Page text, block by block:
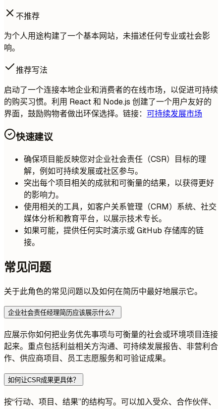
不推荐
为个人用途构建了一个基本网站，未描述任何专业或社会影
响。
推荐写法
启动了一个连接本地企业和消费者的在线市场，以促进可持续
的购买习惯。利用 React 和 Node.js 创建了一个用户友好的
界面，鼓励购物者做出环保选择。链接： 可持续发展市场
快速建议
确保项目能反映您对企业社会责任（CSR）目标的理
解，例如可持续发展或社区参与。
突出每个项目相关的成就和可衡量的结果，以获得更好
的影响力。
使用相关的工具，如客户关系管理（CRM）系统、社交
媒体分析和教育平台，以展示技术专长。
如果可能，提供任何实时演示或 GitHub 存储库的链
接。
常见问题
关于此角色的常见问题以及如何在简历中最好地展示它。
企业社会责任经理简历应该展示什么？
应展示你如何把业务优先事项与可衡量的社会或环境项目连接
起来。重点包括利益相关方沟通、可持续发展报告、非营利合
作、供应商项目、员工志愿服务和可验证成果。
如何让CSR成果更具体？
按“行动、项目、结果”的结构写。可以加入受众、合作伙伴、